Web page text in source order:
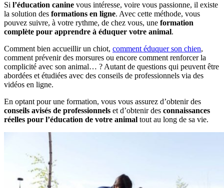
Si l’éducation canine vous intéresse, voire vous passionne, il existe
la solution des formations en ligne. Avec cette méthode, vous
pouvez suivre, à votre rythme, de chez vous, une formation
complète pour apprendre à éduquer votre animal.
Comment bien accueillir un chiot, comment éduquer son chien,
comment prévenir des morsures ou encore comment renforcer la
complicité avec son animal… ? Autant de questions qui peuvent être
abordées et étudiées avec des conseils de professionnels via des
vidéos en ligne.
En optant pour une formation, vous vous assurez d’obtenir des
conseils avisés de professionnels et d’obtenir des connaissances
réelles pour l’éducation de votre animal tout au long de sa vie.